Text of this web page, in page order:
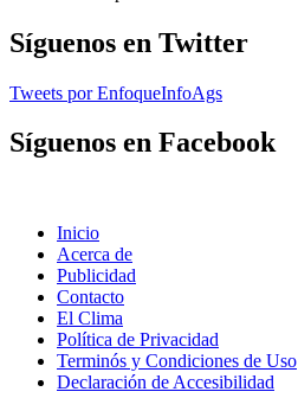
Síguenos en Twitter
Tweets por EnfoqueInfoAgs
Síguenos en Facebook
Inicio
Acerca de
Publicidad
Contacto
El Clima
Política de Privacidad
Terminós y Condiciones de Uso
Declaración de Accesibilidad